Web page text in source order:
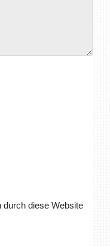
durch diese Website